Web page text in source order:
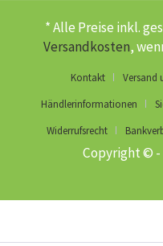
* Alle Preise inkl.
Versandkosten,
Kontakt
Versand
Händlerinformationen
Widerrufsrecht
Copyright © -